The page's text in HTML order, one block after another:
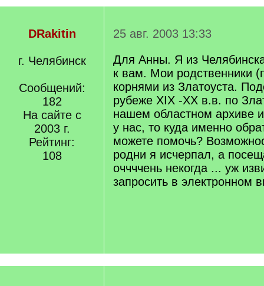
DRakitin
г. Челябинск
Сообщений:
182
На сайте с
2003 г.
Рейтинг:
108
25 авг. 2003 13:33
Для Анны. Я из
к вам. Мои родственники
корнями из Златоуста.
рубеже XIX -XX в.в. по
нашем областном архиве
у нас, то куда именно
можете помочь?
родни я исчерпал, а
оччччень некогда ... уж
запросить в электронном